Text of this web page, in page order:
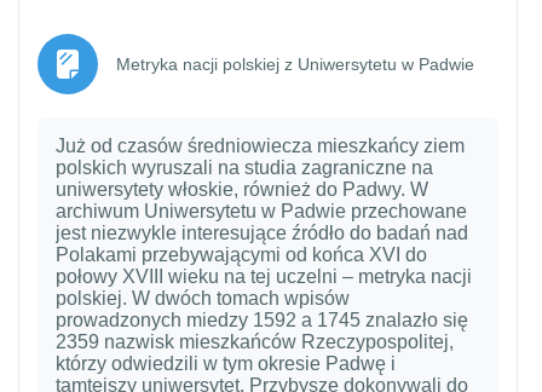
Metryka nacji polskiej z Uniwersytetu w Padwie
Już od czasów średniowiecza mieszkańcy ziem
polskich wyruszali na studia zagraniczne na
uniwersytety włoskie, również do Padwy. W
archiwum Uniwersytetu w Padwie przechowane
jest niezwykle interesujące źródło do badań nad
Polakami przebywającymi od końca XVI do
połowy XVIII wieku na tej uczelni – metryka nacji
polskiej. W dwóch tomach wpisów
prowadzonych miedzy 1592 a 1745 znalazło się
2359 nazwisk mieszkańców Rzeczypospolitej,
którzy odwiedzili w tym okresie Padwę i
tamtejszy uniwersytet. Przybysze dokonywali do